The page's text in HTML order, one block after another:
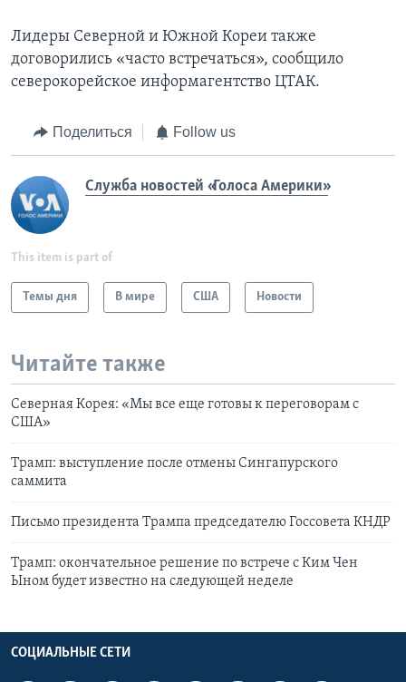
Лидеры Северной и Южной Кореи также
договорились «часто встречаться», сообщило
северокорейское информагентство ЦТАК.
Поделиться Follow us
Служба новостей «Голоса Америки»
This item is part of
Темы дня В мире США Новости
Читайте также
Северная Корея: «Мы все еще готовы к переговорам с
США»
Трамп: выступление после отмены Сингапурского
саммита
Письмо президента Трампа председателю Госсовета КНДР
Трамп: окончательное решение по встрече с Ким Чен
Ыном будет известно на следующей неделе
СОЦИАЛЬНЫЕ СЕТИ